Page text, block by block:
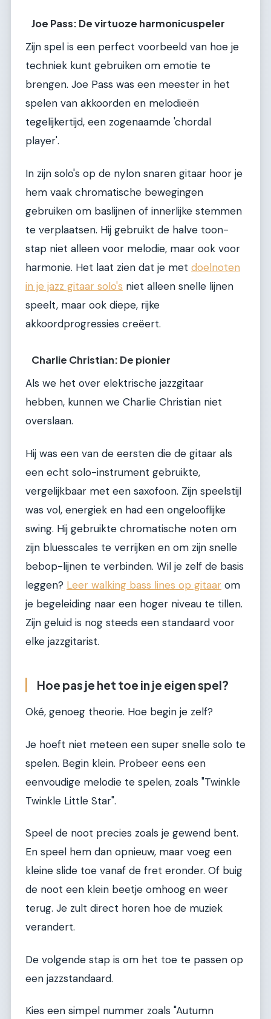
Joe Pass: De virtuoze harmonicuspeler
Zijn spel is een perfect voorbeeld van hoe je
techniek kunt gebruiken om emotie te
brengen. Joe Pass was een meester in het
spelen van akkoorden en melodieën
tegelijkertijd, een zogenaamde 'chordal
player'.
In zijn solo's op de nylon snaren gitaar hoor je
hem vaak chromatische bewegingen
gebruiken om baslijnen of innerlijke stemmen
te verplaatsen. Hij gebruikt de halve toon-
stap niet alleen voor melodie, maar ook voor
harmonie. Het laat zien dat je met doelnoten
in je jazz gitaar solo's niet alleen snelle lijnen
speelt, maar ook diepe, rijke
akkoordprogressies creëert.
Charlie Christian: De pionier
Als we het over elektrische jazzgitaar
hebben, kunnen we Charlie Christian niet
overslaan.
Hij was een van de eersten die de gitaar als
een echt solo-instrument gebruikte,
vergelijkbaar met een saxofoon. Zijn speelstijl
was vol, energiek en had een ongelooflijke
swing. Hij gebruikte chromatische noten om
zijn bluesscales te verrijken en om zijn snelle
bebop-lijnen te verbinden. Wil je zelf de basis
leggen? Leer walking bass lines op gitaar om
je begeleiding naar een hoger niveau te tillen.
Zijn geluid is nog steeds een standaard voor
elke jazzgitarist.
Hoe pas je het toe in je eigen spel?
Oké, genoeg theorie. Hoe begin je zelf?
Je hoeft niet meteen een super snelle solo te
spelen. Begin klein. Probeer eens een
eenvoudige melodie te spelen, zoals "Twinkle
Twinkle Little Star".
Speel de noot precies zoals je gewend bent.
En speel hem dan opnieuw, maar voeg een
kleine slide toe vanaf de fret eronder. Of buig
de noot een klein beetje omhoog en weer
terug. Je zult direct horen hoe de muziek
verandert.
De volgende stap is om het toe te passen op
een jazzstandaard.
Kies een simpel nummer zoals "Autumn